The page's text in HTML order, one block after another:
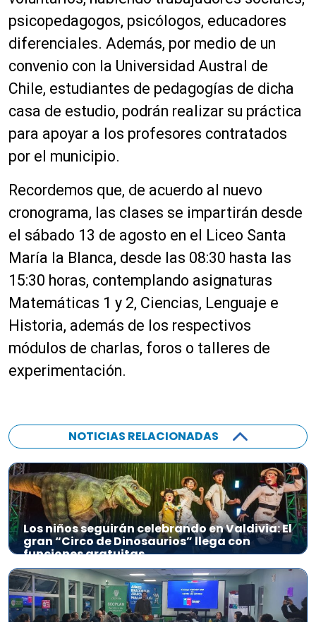
psicopedagogos, psicólogos, educadores
diferenciales. Además, por medio de un
convenio con la Universidad Austral de
Chile, estudiantes de pedagogías de dicha
casa de estudio, podrán realizar su práctica
para apoyar a los profesores contratados
por el municipio.
Recordemos que, de acuerdo al nuevo
cronograma, las clases se impartirán desde
el sábado 13 de agosto en el Liceo Santa
María la Blanca, desde las 08:30 hasta las
15:30 horas, contemplando asignaturas
Matemáticas 1 y 2, Ciencias, Lenguaje e
Historia, además de los respectivos
módulos de charlas, foros o talleres de
experimentación.
NOTICIAS RELACIONADAS
Los niños seguirán celebrando en Valdivia: El
gran “Circo de Dinosaurios” llega con
funciones gratuitas